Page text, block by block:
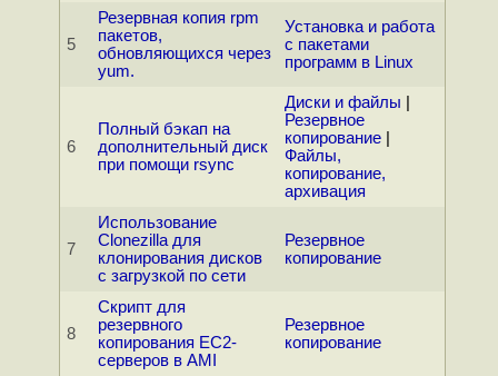
5
Резервная копия rpm
пакетов,
обновляющихся через
yum.
Установка и работа
с пакетами
программ в Linux
6
Полный бэкап на
дополнительный диск
при помощи rsync
Диски и файлы
Резервное
копирование|
Файлы,
копирование,
архивация
7
Использование
Clonezilla для
клонирования дисков
с загрузкой по сети
Резервное
копирование
8
Скрипт для
резервного
копирования EC2-
серверов в AMI
Резервное
копирование